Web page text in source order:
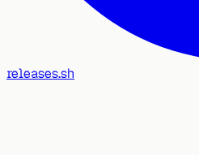
releases.sh